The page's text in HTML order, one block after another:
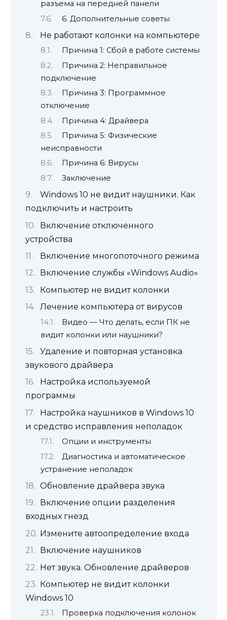
разъема на передней панели
6. Дополнительные советы
Не работают колонки на компьютере
Причина 1: Сбой в работе системы
Причина 2: Неправильное
подключение
Причина 3: Программное
отключение
Причина 4: Драйвера
Причина 5: Физические
неисправности
Причина 6: Вирусы
Заключение
Windows 10 не видит наушники. Как
подключить и настроить
Включение отключенного
устройства
Включение многопоточного режима
Включение службы «Windows Audio»
Компьютер не видит колонки
Лечение компьютера от вирусов
Видео — Что делать, если ПК не
видит колонки или наушники?
Удаление и повторная установка
звукового драйвера
Настройка используемой
программы
Настройка наушников в Windows 10
и средство исправления неполадок
Опции и инструменты
Диагностика и автоматическое
устранение неполадок
Обновление драйвера звука
Включение опции разделения
входных гнезд
Измените автоопределение входа
Включение наушников
Нет звука. Обновление драйверов
Компьютер не видит колонки
Windows 10
Проверка подключения колонок